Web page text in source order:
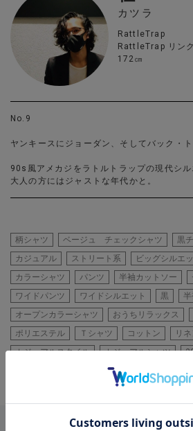
カツラ
RattleTrap
RattleTrap リン
172㎝
No.9
ヤンキースにジョーダン、そしてバック・
90s風アメカジをラトルトラップの現代シル
大人の方にはジャストな年代かと。
柄シャツ ベージュ チェックシャツ
黒
カジュアル
ストリート系 ビッグシルエ
カラーシャツ
パンツ 半袖カットソー
ワイドパンツ
ワイドシルエット 黒
オープンカラーシャツ
おうちリラックス
ポリエステル
Ｔシャツ コットン リ
カジュアルスタイル
カジュアルシャツ